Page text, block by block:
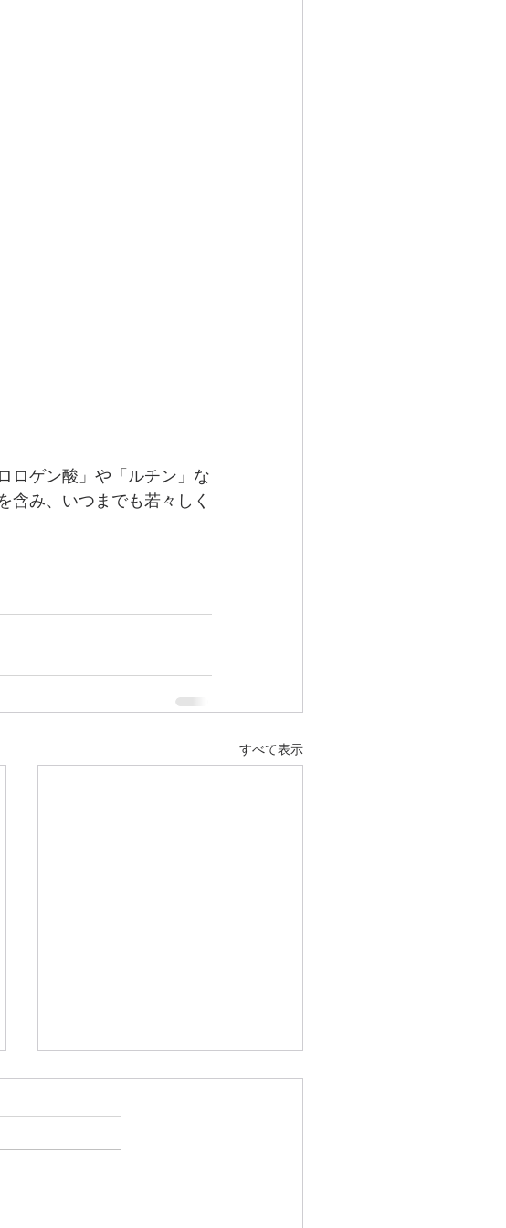
ロゲン酸」や「ルチン」な
含み、いつまでも若々しく
すべて表示